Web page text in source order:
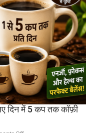
जो
बढ़ने
के
साथ
मांसपेशियों
की
मरम्मत
को
बेहतर
दिन में 5 कप तक कॉफ़ी